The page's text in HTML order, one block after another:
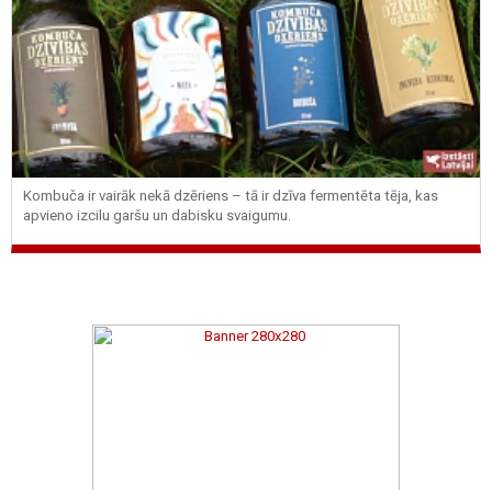
Kombuča ir vairāk nekā dzēriens – tā ir dzīva fermentēta tēja, kas
apvieno izcilu garšu un dabisku svaigumu.